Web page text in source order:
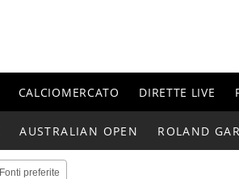
CALCIOMERCATO DIRETTE LIVE
AUSTRALIAN OPEN ROLAND
Fonti preferite